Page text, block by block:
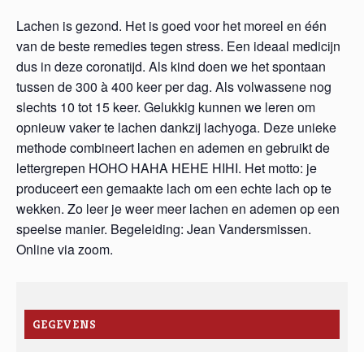
Lachen is gezond. Het is goed voor het moreel en één
van de beste remedies tegen stress. Een ideaal medicijn
dus in deze coronatijd. Als kind doen we het spontaan
tussen de 300 à 400 keer per dag. Als volwassene nog
slechts 10 tot 15 keer. Gelukkig kunnen we leren om
opnieuw vaker te lachen dankzij lachyoga. Deze unieke
methode combineert lachen en ademen en gebruikt de
lettergrepen HOHO HAHA HEHE HIHI. Het motto: je
produceert een gemaakte lach om een echte lach op te
wekken. Zo leer je weer meer lachen en ademen op een
speelse manier. Begeleiding: Jean Vandersmissen.
Online via zoom.
GEGEVENS